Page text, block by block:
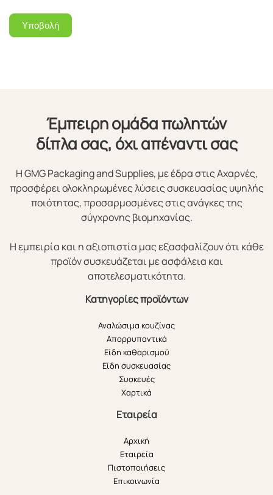
Υποβολή
Έμπειρη ομάδα πωλητών
δίπλα σας, όχι απέναντι σας
Η GMG Packaging and Supplies, με έδρα στις Αχαρνές,
προσφέρει ολοκληρωμένες λύσεις συσκευασίας υψηλής
ποιότητας, προσαρμοσμένες στις ανάγκες της
σύγχρονης βιομηχανίας.
Η εμπειρία και η αξιοπιστία μας εξασφαλίζουν ότι κάθε
προϊόν συσκευάζεται με ασφάλεια και
αποτελεσματικότητα.
Κατηγορίες προϊόντων
Αναλώσιμα κουζίνας
Απορρυπαντικά
Είδη καθαρισμού
Είδη συσκευασίας
Συσκευές
Χαρτικά
Εταιρεία
Αρχική
Εταιρεία
Πιστοποιήσεις
Επικοινωνία